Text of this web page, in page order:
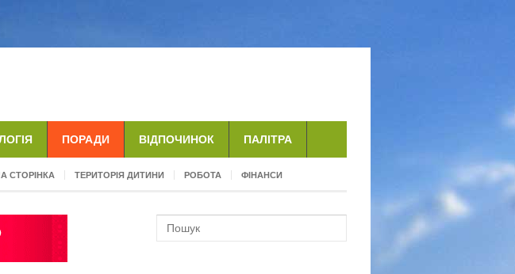
ПОРАДИ ВІДПОЧИНОК ПАЛІТРА
СТОРІНКА ТЕРИТОРІЯ ДИТИНИ РОБОТА ФІНАНСИ